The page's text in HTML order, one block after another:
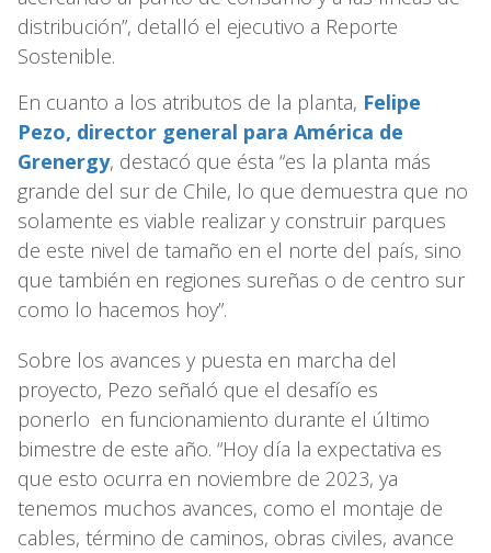
distribución”, detalló el ejecutivo a Reporte
Sostenible.
En cuanto a los atributos de la planta, Felipe
Pezo, director general para América de
Grenergy, destacó que ésta “es la planta más
grande del sur de Chile, lo que demuestra que no
solamente es viable realizar y construir parques
de este nivel de tamaño en el norte del país, sino
que también en regiones sureñas o de centro sur
como lo hacemos hoy”.
Sobre los avances y puesta en marcha del
proyecto, Pezo señaló que el desafío es
ponerlo en funcionamiento durante el último
bimestre de este año. “Hoy día la expectativa es
que esto ocurra en noviembre de 2023, ya
tenemos muchos avances, como el montaje de
cables, término de caminos, obras civiles, avance